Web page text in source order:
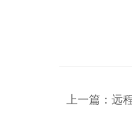
上一篇： 远